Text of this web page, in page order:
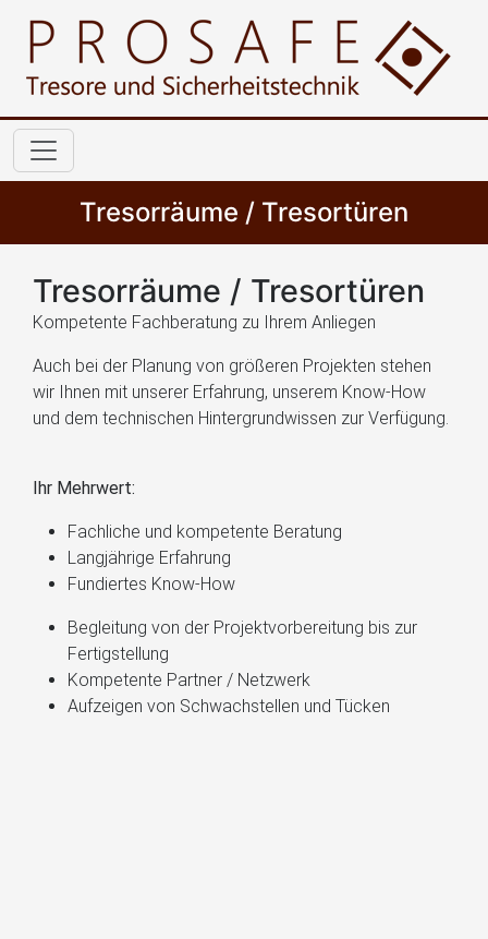
Tresorräume / Tresortüren
Tresorräume / Tresortüren
Kompetente Fachberatung zu Ihrem Anliegen
Auch bei der Planung von größeren Projekten stehen
wir Ihnen mit unserer Erfahrung, unserem Know-How
und dem technischen Hintergrundwissen zur Verfügung.
Ihr Mehrwert:
Fachliche und kompetente Beratung
Langjährige Erfahrung
Fundiertes Know-How
Begleitung von der Projektvorbereitung bis zur
Fertigstellung
Kompetente Partner / Netzwerk
Aufzeigen von Schwachstellen und Tücken